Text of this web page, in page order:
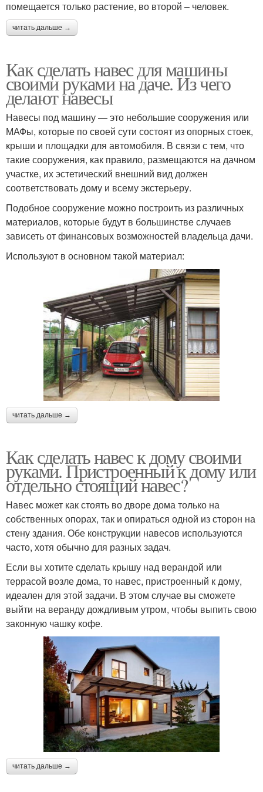
помещается только растение, во второй – человек.
читать дальше →
Как сделать навес для машины
своими руками на даче. Из чего
делают навесы
Навесы под машину — это небольшие сооружения или
МАФы, которые по своей сути состоят из опорных стоек,
крыши и площадки для автомобиля. В связи с тем, что
такие сооружения, как правило, размещаются на дачном
участке, их эстетический внешний вид должен
соответствовать дому и всему экстерьеру.
Подобное сооружение можно построить из различных
материалов, которые будут в большинстве случаев
зависеть от финансовых возможностей владельца дачи.
Используют в основном такой материал:
читать дальше →
Как сделать навес к дому своими
руками. Пристроенный к дому или
отдельно стоящий навес?
Навес может как стоять во дворе дома только на
собственных опорах, так и опираться одной из сторон на
стену здания. Обе конструкции навесов используются
часто, хотя обычно для разных задач.
Если вы хотите сделать крышу над верандой или
террасой возле дома, то навес, пристроенный к дому,
идеален для этой задачи. В этом случае вы сможете
выйти на веранду дождливым утром, чтобы выпить свою
законную чашку кофе.
читать дальше →